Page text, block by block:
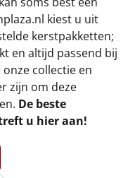
kiest u uit
kerstpakketten;
en altijd passend bij
collectie en
zijn om deze
De beste
u hier aan!